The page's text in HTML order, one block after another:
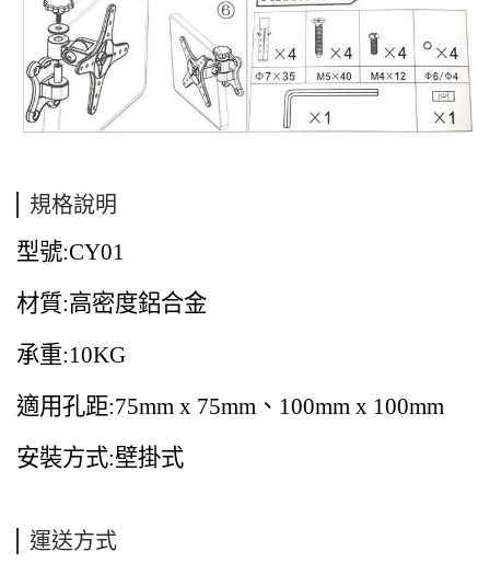
規格說明
型號:CY01
材質:高密度鋁合金
承重:10KG
適用孔距:75mm x 75mm 、 100mm x 100mm
安裝方式:壁掛式
運送方式